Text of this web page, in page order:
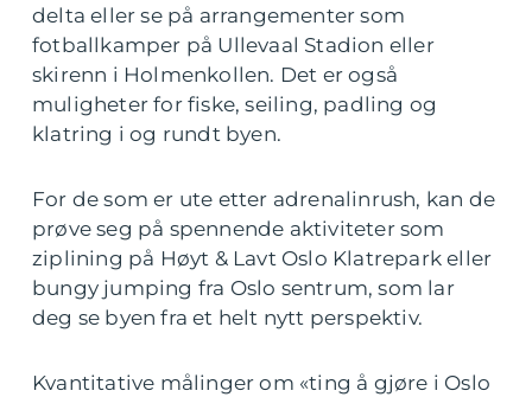
delta eller se på arrangementer som
fotballkamper på Ullevaal Stadion eller
skirenn i Holmenkollen. Det er også
muligheter for fiske, seiling, padling og
klatring i og rundt byen.
For de som er ute etter adrenalinrush, kan de
prøve seg på spennende aktiviteter som
ziplining på Høyt & Lavt Oslo Klatrepark eller
bungy jumping fra Oslo sentrum, som lar
deg se byen fra et helt nytt perspektiv.
Kvantitative målinger om «ting å gjøre i Oslo